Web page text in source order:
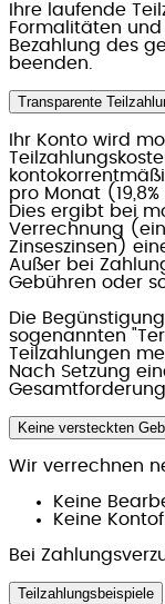
Ihre laufende
Formalitäten
Bezahlung des
beenden.
Transparente
Ihr Konto wird
pro Monat
Dies ergibt bei
Verrechnung
Zinseszinsen)
Außer bei
Gebühren oder
Die
sogenannten
Teilzahlungen
Nach Setzung
Keine versteckten
Wir verrechnen
Keine
Keine
Bei
Teilzahlungsbeispiele